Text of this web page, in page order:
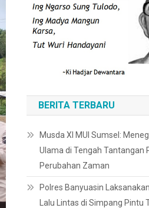
BERITA TERBARU
Musda XI MUI Sumsel:
Ulama di Tengah Tantangan
Perubahan Zaman
Polres Banyuasin
Lalu Lintas di Simpang Pintu